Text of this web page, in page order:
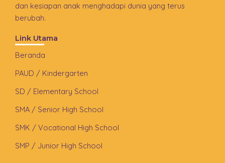
dan kesiapan anak menghadapi dunia yang terus
berubah.
Link Utama
Beranda
PAUD / Kindergarten
SD / Elementary School
SMA / Senior High School
SMK / Vocational High School
SMP / Junior High School